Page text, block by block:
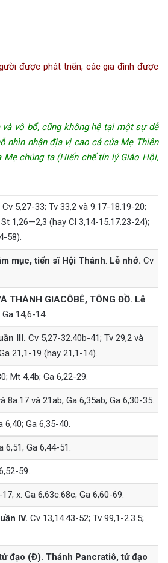
được phát triển, các gia đình được
vô bổ, cũng không hệ tại một sự dễ
nhìn nhận địa vị cao cả của Mẹ Thiên
chúng ta (Hiến chế tín lý Giáo Hội,
5,27-33; Tv 33,2 và 9.17-18.19-20;
1,26—2,3 (hay Cl 3,14-15.17.23-24);
58).
mục, tiến sĩ Hội Thánh Lễ nhớ. Cv
THÁNH GIACÔBÊ, TÔNG ĐỒ. Lễ
14,6-14.
III. Cv 5,27-32.40b-41; Tv 29,2 và
21,1-19 (hay 21,1-14).
Mt 4,4b; Ga 6,22-29.
và 21ab; Ga 6,35ab; Ga 6,30-35.
Ga 6,35-40.
Ga 6,44-51.
59.
x. Ga 6,63c.68c; Ga 6,60-69.
IV. Cv 13,14.43-52; Tv 99,1-2.3.5;
đạo (Đ). Thánh Pancratiô, tử đạo